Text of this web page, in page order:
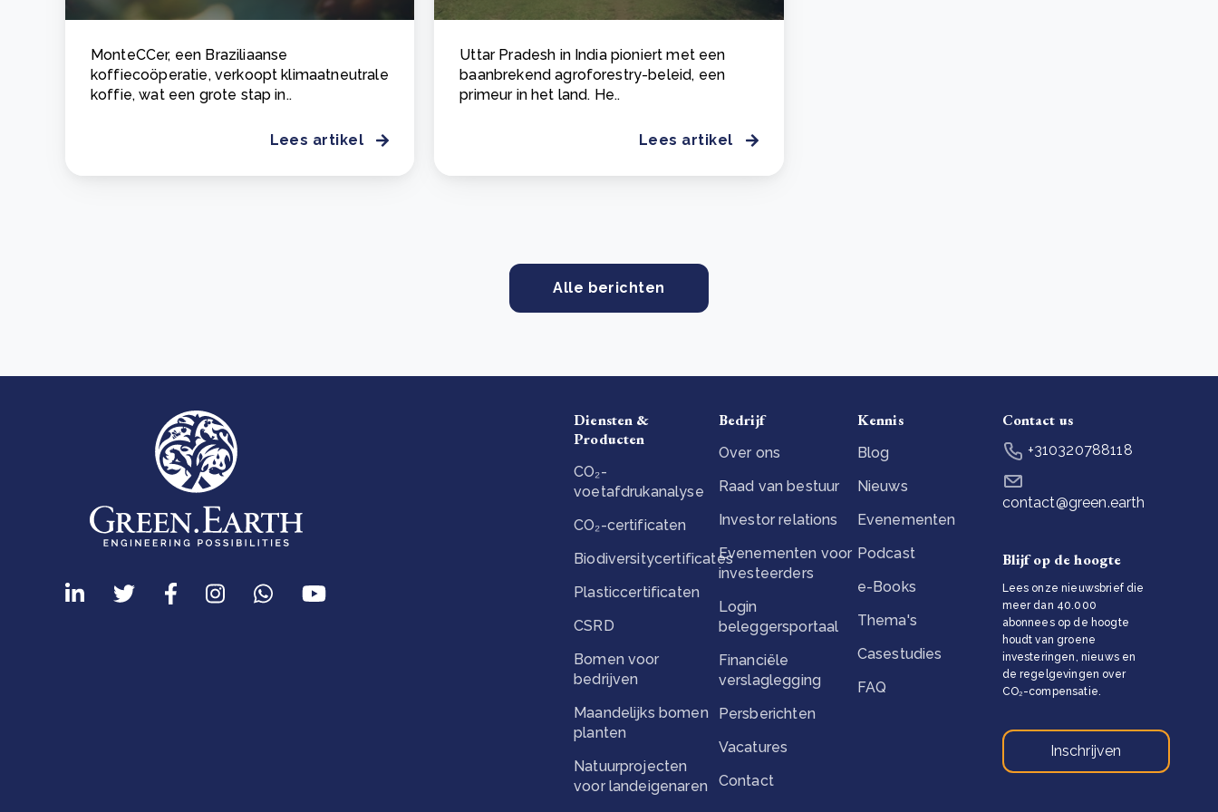
MonteCCer, een Braziliaanse
koffiecoöperatie, verkoopt klimaatneutrale
koffie, wat een grote stap in..
Lees artikel
Uttar Pradesh in India pioniert met een
baanbrekend agroforestry-beleid, een
primeur in het land. He..
Lees artikel
Alle berichten
Diensten &
Producten
CO₂-
voetafdrukanalyse
CO₂-certificaten
Biodiversitycertificates
Plasticcertificaten
CSRD
Bomen voor
bedrijven
Maandelijks bomen
planten
Natuurprojecten
voor landeigenaren
Bedrijf
Over ons
Raad van bestuur
Investor relations
Evenementen voor
investeerders
Login
beleggersportaal
Financiële
verslaglegging
Persberichten
Vacatures
Contact
Kennis
Blog
Nieuws
Evenementen
Podcast
e-Books
Thema's
Casestudies
FAQ
Contact us
+310320788118
contact@green.earth
Blijf op de hoogte
Lees onze nieuwsbrief die
meer dan 40.000
abonnees op de hoogte
houdt van groene
investeringen, nieuws en
de regelgevingen over
CO₂-compensatie.
Inschrijven